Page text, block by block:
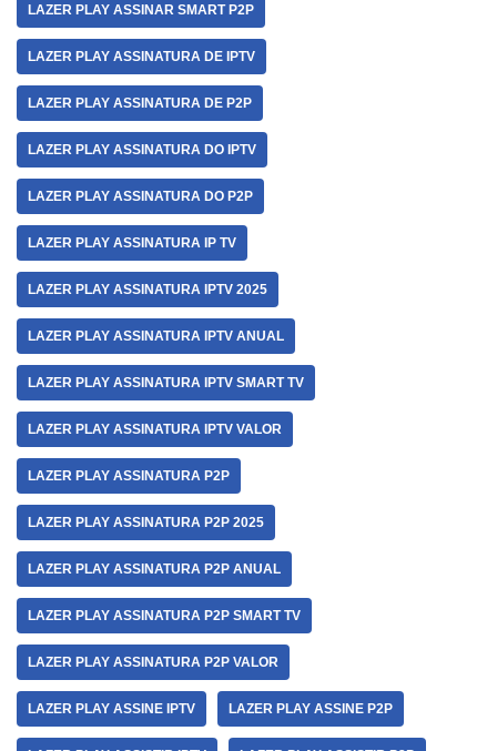
LAZER PLAY ASSINAR SMART P2P
LAZER PLAY ASSINATURA DE IPTV
LAZER PLAY ASSINATURA DE P2P
LAZER PLAY ASSINATURA DO IPTV
LAZER PLAY ASSINATURA DO P2P
LAZER PLAY ASSINATURA IP TV
LAZER PLAY ASSINATURA IPTV 2025
LAZER PLAY ASSINATURA IPTV ANUAL
LAZER PLAY ASSINATURA IPTV SMART TV
LAZER PLAY ASSINATURA IPTV VALOR
LAZER PLAY ASSINATURA P2P
LAZER PLAY ASSINATURA P2P 2025
LAZER PLAY ASSINATURA P2P ANUAL
LAZER PLAY ASSINATURA P2P SMART TV
LAZER PLAY ASSINATURA P2P VALOR
LAZER PLAY ASSINE IPTV LAZER PLAY ASSINE P2P